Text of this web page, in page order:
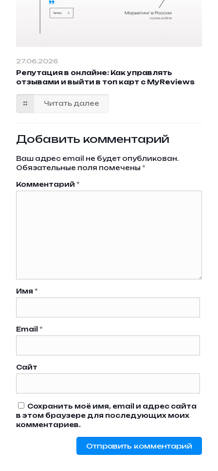
27.06.2026
Репутация в онлайне: Как управлять
отзывами и выйти в топ карт с MyReviews
Читать далее
Добавить комментарий
Ваш адрес email не будет опубликован.
Обязательные поля помечены *
Комментарий *
Имя *
Email *
Сайт
Сохранить моё имя, email и адрес сайта
в этом браузере для последующих моих
комментариев.